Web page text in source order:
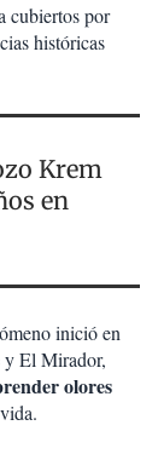
cubiertos por
históricas
Krem
en
inició en
y El Mirador,
olores